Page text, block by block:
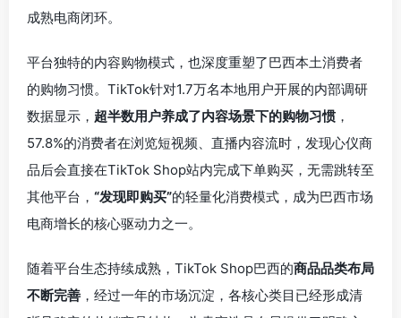
成熟电商闭环。
平台独特的内容购物模式，也深度重塑了巴西本土消费者
的购物习惯。TikTok针对1.7万名本地用户开展的内部调研
数据显示， 超半数用户养成了内容场景下的购物习惯，
57.8%的消费者在浏览短视频、直播内容流时，发现心仪商
品后会直接在TikTok Shop站内完成下单购买，无需跳转至
其他平台， “发现即购买”的轻量化消费模式，成为巴西市场
电商增长的核心驱动力之一。
随着平台生态持续成熟，TikTok Shop巴西的商品品类布局
不断完善 ，经过一年的市场沉淀，各核心类目已经形成清